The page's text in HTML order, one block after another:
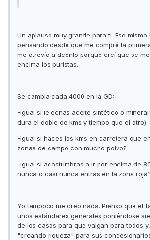
Un aplauso muy grande para ti. Eso mismo
pensando desde que me compré la
me atrevía a decirlo porque creí que se
encima los puristas.
Se cambia cada 4000 en la GD:
-Igual si le echas aceite sintético o
dura el doble de kms y tiempo que el otro).
-Igual si haces los kms en carretera que
zonas de campo con mucho polvo?
-igual si acostumbras a ir por encima de
nunca o casi nunca entras en la zona roja?
Yo tampoco me creo nada. Pienso que el
unos estándares generales poniéndose
de los casos para que valgan para todos
"creando riqueza" para sus